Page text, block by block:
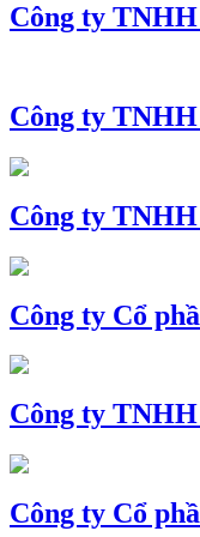
Công ty
Công ty
Công ty
Công ty Cổ
Công ty
Công ty Cổ